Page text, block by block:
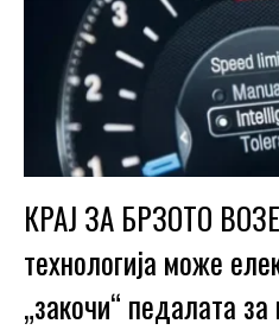
КРАЈ ЗА БРЗОТО
технологија може
„закочи“ педалата за